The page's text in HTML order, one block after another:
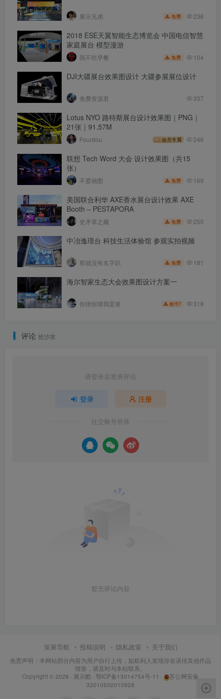
展示兄弟 免费 236
2018 ESE天翼智能生态博览会 中国电信智慧
家庭展台 模型漫游
我不吃早餐 免费 104
DJI大疆展台效果图设计 大疆参展展位设计
免费资源君 337
Lotus NYO 路特斯展台设计效果图｜PNG｜
21张｜91.57M
Fourdou 会员专属 246
联想 Tech Word 大会 设计效果图（共15
张）
不爱画图 免费 169
美国联合利华 AXE香水展台设计效果 AXE
Booth – PESTAPORA
史矛革之藏 免费 250
中冶逸璟台 科技生活体验馆 参观实拍视频
那就没有名字叭 免费 181
海尔智家生态大会效果图设计方案一
你猜你猜我是谁 酷币7 318
评论 抢沙发
请登录后发表评论
登录 注册
社交账号登录
暂无评论内容
策展导航 投稿说明 隐私政策 关于我们
免责声明：本网站部分内容为用户自行上传，如权利人发现存在误传其他作品
情形，请及时与本站联系。
Copyright © 2026 · 展示酷 · 鄂ICP备13014754号-11 ·
苏公网安备
32010502010928